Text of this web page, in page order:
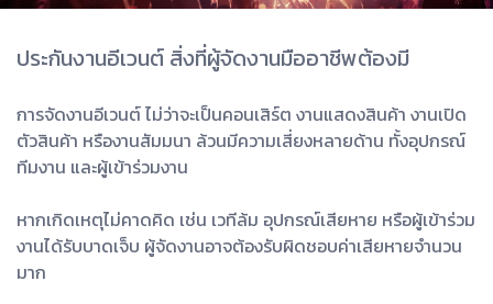
ประกันงานอีเวนต์ สิ่งที่ผู้จัดงานมืออาชีพต้องมี
การจัดงานอีเวนต์ ไม่ว่าจะเป็นคอนเสิร์ต งานแสดงสินค้า งานเปิด
ตัวสินค้า หรืองานสัมมนา ล้วนมีความเสี่ยงหลายด้าน ทั้งอุปกรณ์
ทีมงาน และผู้เข้าร่วมงาน
หากเกิดเหตุไม่คาดคิด เช่น เวทีล้ม อุปกรณ์เสียหาย หรือผู้เข้าร่วม
งานได้รับบาดเจ็บ ผู้จัดงานอาจต้องรับผิดชอบค่าเสียหายจำนวน
มาก